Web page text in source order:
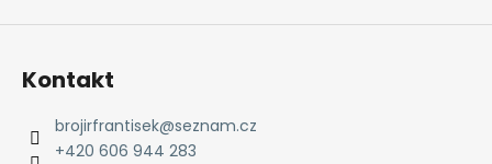
Kontakt
brojirfrantisek@seznam.cz
+420 606 944 283